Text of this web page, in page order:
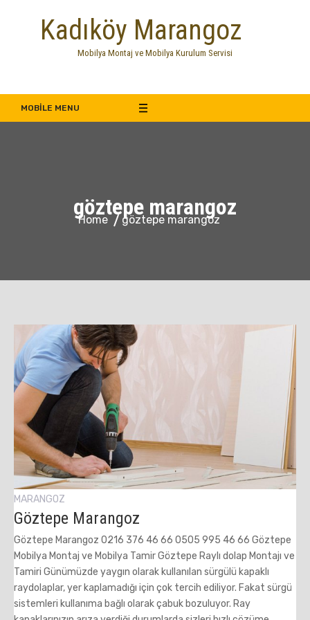
Kadıköy Marangoz
Mobilya Montaj ve Mobilya Kurulum Servisi
MOBILE MENU
göztepe marangoz
Home göztepe marangoz
MARANGOZ
Göztepe Marangoz
Göztepe Marangoz 0216 376 46 66 0505 995 46 66 Göztepe
Mobilya Montaj ve Mobilya Tamir Göztepe Raylı dolap Montajı ve
Tamiri Günümüzde yaygın olarak kullanılan sürgülü kapaklı
raydolaplar, yer kaplamadığı için çok tercih ediliyor. Fakat sürgü
sistemleri kullanıma bağlı olarak çabuk bozuluyor. Ray